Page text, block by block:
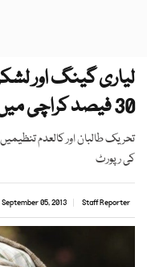
لیاری گینگ اور
30 فیصد کراچی میں مجرم روپوش ہیں
تحریک طالبان اور کالعدم
کی رپورٹ
Staff Reporter
September 05, 2013